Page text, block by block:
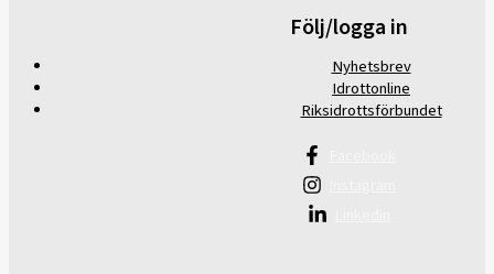
Följ/logga in
Nyhetsbrev
Idrottonline
Riksidrottsförbundet